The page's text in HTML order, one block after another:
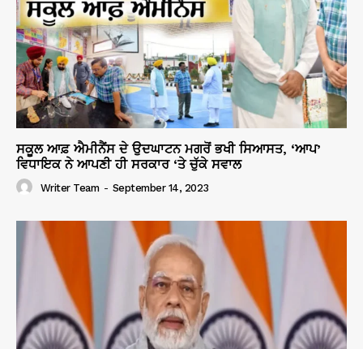
ਸਕੂਲ ਆਫ਼ ਐਮੀਨੈਂਸ ਦੇ ਉਦਘਾਟਨ ਮਗਰੋਂ ਭਖੀ ਸਿਆਸਤ, ‘ਆਪ’
ਵਿਧਾਇਕ ਨੇ ਆਪਣੀ ਹੀ ਸਰਕਾਰ ‘ਤੇ ਚੁੱਕੇ ਸਵਾਲ
Writer Team - September 14, 2023